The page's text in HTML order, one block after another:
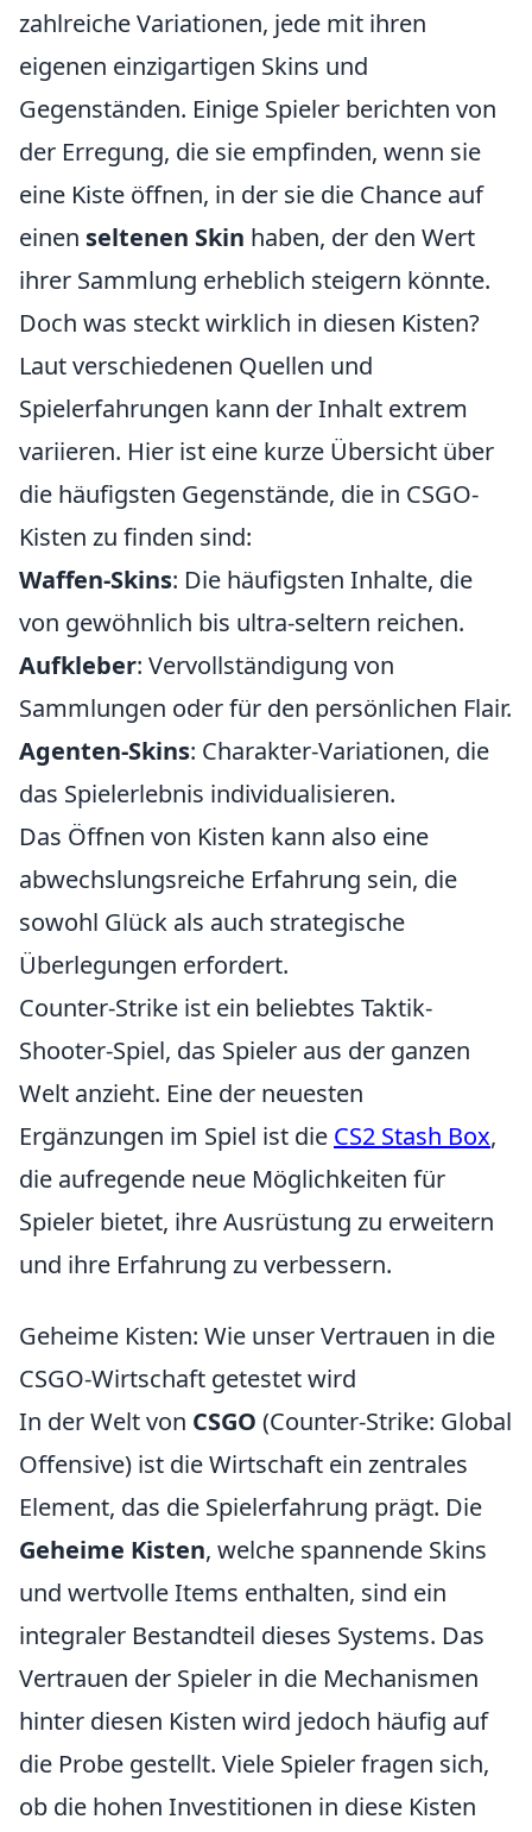
zahlreiche Variationen, jede mit ihren
eigenen einzigartigen Skins und
Gegenständen. Einige Spieler berichten von
der Erregung, die sie empfinden, wenn sie
eine Kiste öffnen, in der sie die Chance auf
einen seltenen Skin haben, der den Wert
ihrer Sammlung erheblich steigern könnte.
Doch was steckt wirklich in diesen Kisten?
Laut verschiedenen Quellen und
Spielerfahrungen kann der Inhalt extrem
variieren. Hier ist eine kurze Übersicht über
die häufigsten Gegenstände, die in CSGO-
Kisten zu finden sind:
Waffen-Skins: Die häufigsten Inhalte, die
von gewöhnlich bis ultra-seltern reichen.
Aufkleber: Vervollständigung von
Sammlungen oder für den persönlichen Flair.
Agenten-Skins: Charakter-Variationen, die
das Spielerlebnis individualisieren.
Das Öffnen von Kisten kann also eine
abwechslungsreiche Erfahrung sein, die
sowohl Glück als auch strategische
Überlegungen erfordert.
Counter-Strike ist ein beliebtes Taktik-
Shooter-Spiel, das Spieler aus der ganzen
Welt anzieht. Eine der neuesten
Ergänzungen im Spiel ist die CS2 Stash Box,
die aufregende neue Möglichkeiten für
Spieler bietet, ihre Ausrüstung zu erweitern
und ihre Erfahrung zu verbessern.
Geheime Kisten: Wie unser Vertrauen in die
CSGO-Wirtschaft getestet wird
In der Welt von CSGO (Counter-Strike: Global
Offensive) ist die Wirtschaft ein zentrales
Element, das die Spielerfahrung prägt. Die
Geheime Kisten, welche spannende Skins
und wertvolle Items enthalten, sind ein
integraler Bestandteil dieses Systems. Das
Vertrauen der Spieler in die Mechanismen
hinter diesen Kisten wird jedoch häufig auf
die Probe gestellt. Viele Spieler fragen sich,
ob die hohen Investitionen in diese Kisten